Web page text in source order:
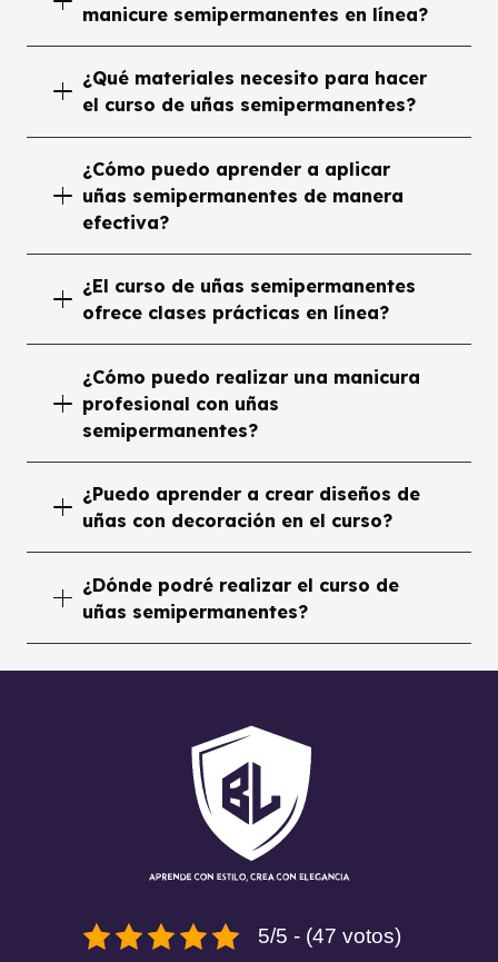
manicure semipermanentes en línea?
¿Qué materiales necesito para hacer
el curso de uñas semipermanentes?
¿Cómo puedo aprender a aplicar
uñas semipermanentes de manera
efectiva?
¿El curso de uñas semipermanentes
ofrece clases prácticas en línea?
¿Cómo puedo realizar una manicura
profesional con uñas
semipermanentes?
¿Puedo aprender a crear diseños de
uñas con decoración en el curso?
¿Dónde podré realizar el curso de
uñas semipermanentes?
5/5 - (47 votos)